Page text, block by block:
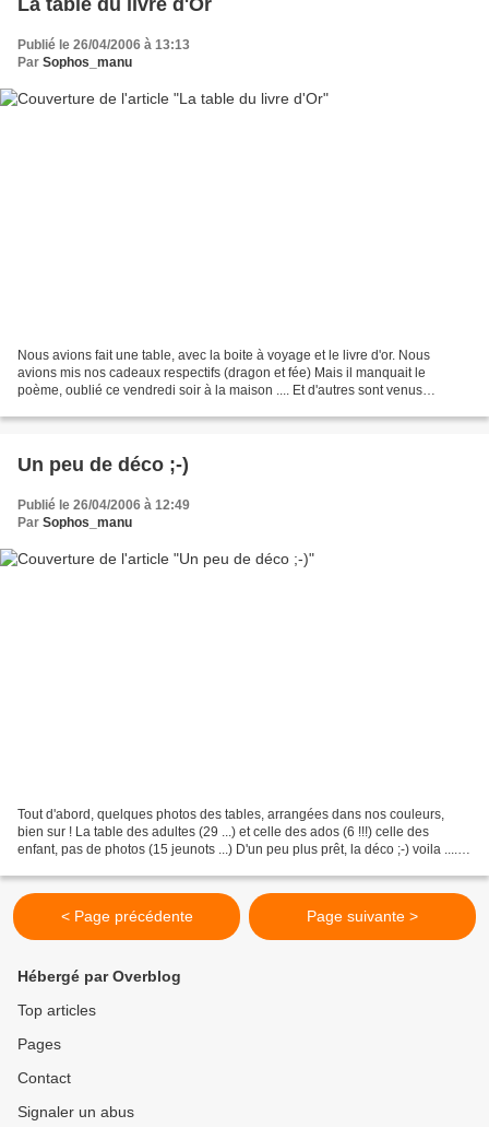
La table du livre d'Or
Publié le 26/04/2006 à 13:13
Par Sophos_manu
Nous avions fait une table, avec la boite à voyage et le livre d'or. Nous
avions mis nos cadeaux respectifs (dragon et fée) Mais il manquait le
poème, oublié ce vendredi soir à la maison .... Et d'autres sont venus
Un peu de déco ;-)
Publié le 26/04/2006 à 12:49
Par Sophos_manu
Tout d'abord, quelques photos des tables, arrangées dans nos couleurs,
bien sur ! La table des adultes (29 ...) et celle des ados (6 !!!) celle des
enfant, pas de photos (15 jeunots ...) D'un peu plus prêt, la déco ;-) voila ......
< Page précédente Page suivante >
Hébergé par Overblog
Top articles
Pages
Contact
Signaler un abus